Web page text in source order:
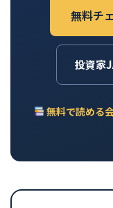
無料チ
投資家
無料で読める